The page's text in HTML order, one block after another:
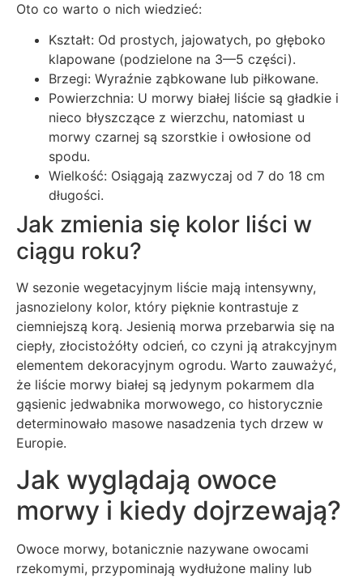
Oto co warto o nich wiedzieć:
Kształt: Od prostych, jajowatych, po głęboko
klapowane (podzielone na 3—5 części).
Brzegi: Wyraźnie ząbkowane lub piłkowane.
Powierzchnia: U morwy białej liście są gładkie i
nieco błyszczące z wierzchu, natomiast u
morwy czarnej są szorstkie i owłosione od
spodu.
Wielkość: Osiągają zazwyczaj od 7 do 18 cm
długości.
Jak zmienia się kolor liści w
ciągu roku?
W sezonie wegetacyjnym liście mają intensywny,
jasnozielony kolor, który pięknie kontrastuje z
ciemniejszą korą. Jesienią morwa przebarwia się na
ciepły, złocistożółty odcień, co czyni ją atrakcyjnym
elementem dekoracyjnym ogrodu. Warto zauważyć,
że liście morwy białej są jedynym pokarmem dla
gąsienic jedwabnika morwowego, co historycznie
determinowało masowe nasadzenia tych drzew w
Europie.
Jak wyglądają owoce
morwy i kiedy dojrzewają?
Owoce morwy, botanicznie nazywane owocami
rzekomymi, przypominają wydłużone maliny lub